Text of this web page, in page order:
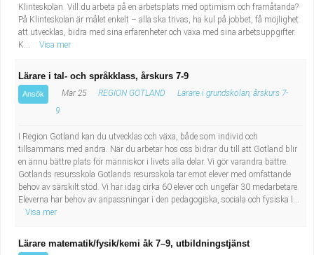
Klinteskolan Vill du arbeta på en arbetsplats med optimism och framåtanda?
På Klinteskolan är målet enkelt – alla ska trivas, ha kul på jobbet, få möjlighet
att utvecklas, bidra med sina erfarenheter och växa med sina arbetsuppgifter.
K...
Visa mer
Lärare i tal- och språkklass, årskurs 7-9
Ansök Mar 25 REGION GOTLAND
Lärare i grundskolan, årskurs 7-
9
I Region Gotland kan du utvecklas och växa, både som individ och
tillsammans med andra. När du arbetar hos oss bidrar du till att Gotland blir
en ännu bättre plats för människor i livets alla delar. Vi gör varandra bättre.
Gotlands resursskola Gotlands resursskola tar emot elever med omfattande
behov av särskilt stöd. Vi har idag cirka 60 elever och ungefär 30 medarbetare.
Eleverna har behov av anpassningar i den pedagogiska, sociala och fysiska l...
Visa mer
Lärare matematik/fysik/kemi åk 7–9, utbildningstjänst